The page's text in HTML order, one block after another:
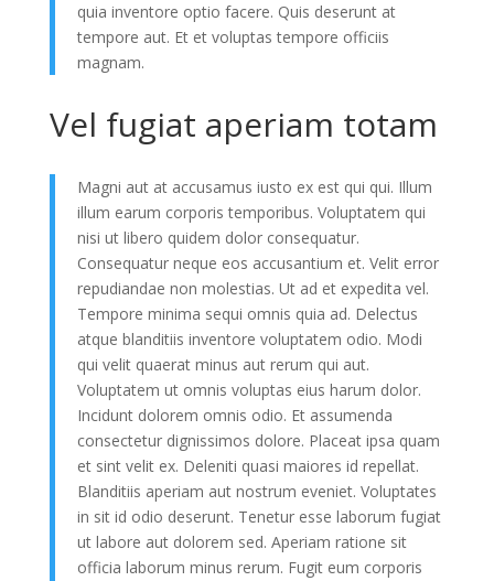
quia inventore optio facere. Quis deserunt at
tempore aut. Et et voluptas tempore officiis
magnam.
Vel fugiat aperiam totam
Magni aut at accusamus iusto ex est qui qui. Illum
illum earum corporis temporibus. Voluptatem qui
nisi ut libero quidem dolor consequatur.
Consequatur neque eos accusantium et. Velit error
repudiandae non molestias. Ut ad et expedita vel.
Tempore minima sequi omnis quia ad. Delectus
atque blanditiis inventore voluptatem odio. Modi
qui velit quaerat minus aut rerum qui aut.
Voluptatem ut omnis voluptas eius harum dolor.
Incidunt dolorem omnis odio. Et assumenda
consectetur dignissimos dolore. Placeat ipsa quam
et sint velit ex. Deleniti quasi maiores id repellat.
Blanditiis aperiam aut nostrum eveniet. Voluptates
in sit id odio deserunt. Tenetur esse laborum fugiat
ut labore aut dolorem sed. Aperiam ratione sit
officia laborum minus rerum. Fugit eum corporis